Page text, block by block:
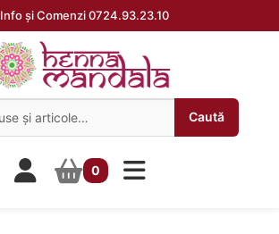
Info și Comenzi 0724.93.23.10
Caută
0